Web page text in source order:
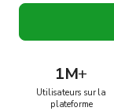
1M+
Utilisateurs sur la
plateforme